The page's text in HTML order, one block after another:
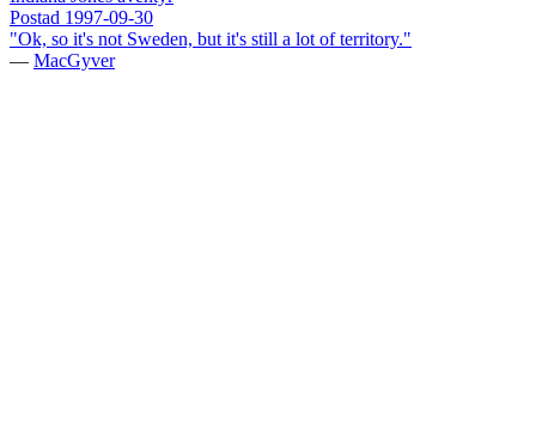
Postad 1997-09-30
"Ok, so it's not Sweden, but it's still a lot of territory."
— MacGyver